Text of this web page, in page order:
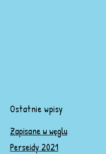
Ostatnie wpisy
Zapisane w węglu
Perseidy 2021